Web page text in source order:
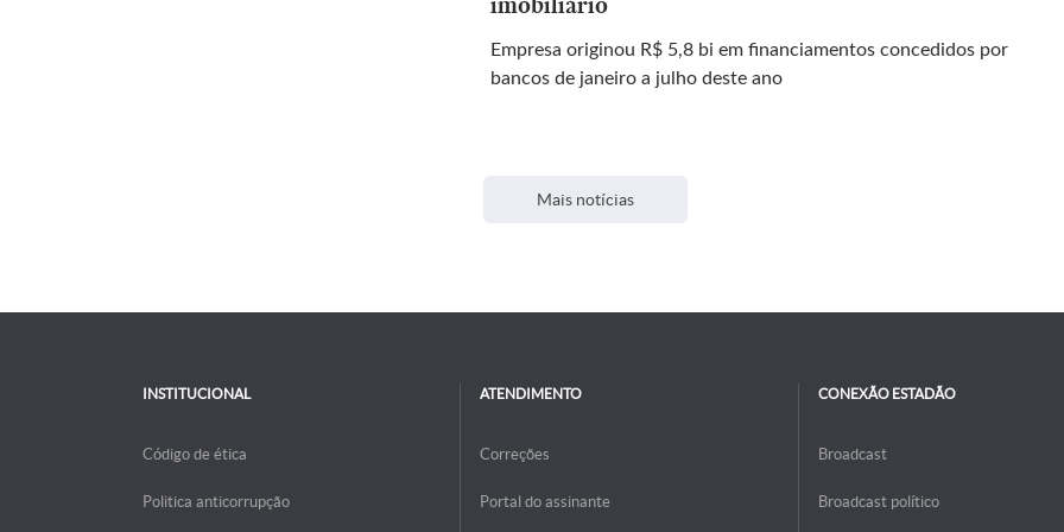
Empresa originou R$ 5,8 bi em financiamentos concedidos por
bancos de janeiro a julho deste ano
Mais notícias
INSTITUCIONAL
Código de ética
Politica anticorrupção
ATENDIMENTO
Correções
Portal do assinante
CONEXÃO ESTADÃO
Broadcast
Broadcast político